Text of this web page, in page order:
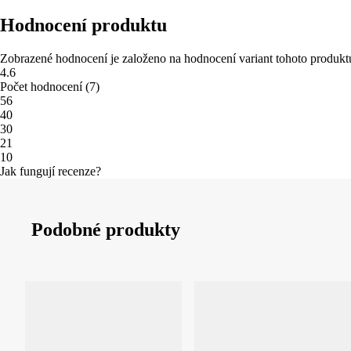
Hodnocení produktu
Zobrazené hodnocení je založeno na hodnocení variant tohoto
4.6
Počet hodnocení(7)
56
40
30
21
10
Jak fungují recenze?
Podobné produkty